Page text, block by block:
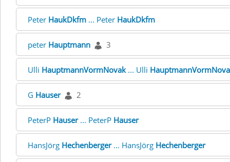
Peter HaukDkfm ... Peter HaukDkfm
peter Hauptmann 3
Ulli HauptmannVormNovak... Ulli
G Hauser 2
PeterP Hauser... PeterP Hauser
HansJörg Hechenberger... HansJörg Hechenberger